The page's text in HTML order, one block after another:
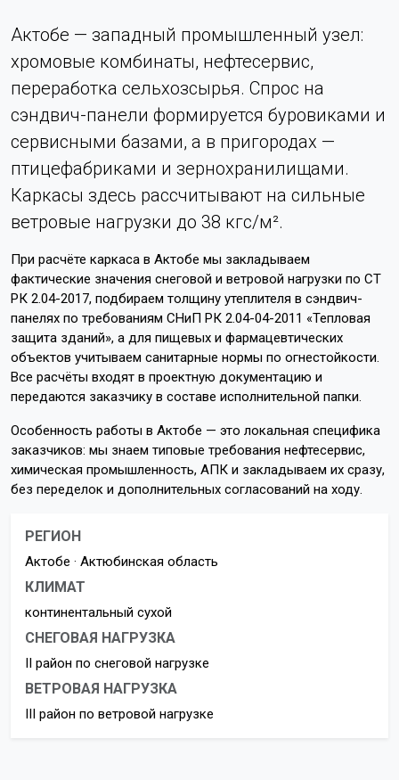
Актобе — западный промышленный узел:
хромовые комбинаты, нефтесервис,
переработка сельхозсырья. Спрос на
сэндвич-панели формируется буровиками и
сервисными базами, а в пригородах —
птицефабриками и зернохранилищами.
Каркасы здесь рассчитывают на сильные
ветровые нагрузки до 38 кгс/м².
При расчёте каркаса в Актобе мы закладываем
фактические значения снеговой и ветровой нагрузки по СТ
РК 2.04-2017, подбираем толщину утеплителя в сэндвич-
панелях по требованиям СНиП РК 2.04-04-2011 «Тепловая
защита зданий», а для пищевых и фармацевтических
объектов учитываем санитарные нормы по огнестойкости.
Все расчёты входят в проектную документацию и
передаются заказчику в составе исполнительной папки.
Особенность работы в Актобе — это локальная специфика
заказчиков: мы знаем типовые требования нефтесервис,
химическая промышленность, АПК и закладываем их сразу,
без переделок и дополнительных согласований на ходу.
РЕГИОН
Актобе · Актюбинская область
КЛИМАТ
континентальный сухой
СНЕГОВАЯ НАГРУЗКА
II район по снеговой нагрузке
ВЕТРОВАЯ НАГРУЗКА
III район по ветровой нагрузке